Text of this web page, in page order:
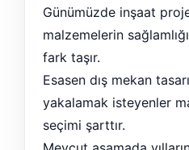
Günümüzde inşaat
malzemelerin
fark taşır.
Esasen dış mekan
yakalamak isteyenler
seçimi şarttır.